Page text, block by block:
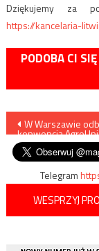
Dziękujemy za
https://kancelaria-
PODOBA CI
Nawigacja
wpisu
W Warszawie
konwencja
Telegram
WESPRZYJ